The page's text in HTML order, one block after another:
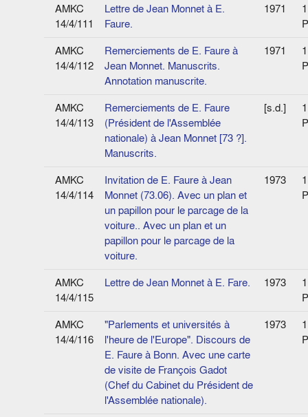
AMKC
14/4/111
Lettre de Jean Monnet à E.
Faure.
1971
1
AMKC
14/4/112
Remerciements de E. Faure à
Jean Monnet. Manuscrits.
Annotation manuscrite.
1971
1
AMKC
14/4/113
Remerciements de E. Faure
(Président de l'Assemblée
nationale) à Jean Monnet [73 ?].
Manuscrits.
[s.d.]
1
AMKC
14/4/114
Invitation de E. Faure à Jean
Monnet (73.06). Avec un plan et
un papillon pour le parcage de la
voiture.. Avec un plan et un
papillon pour le parcage de la
voiture.
1973
1
AMKC
14/4/115
Lettre de Jean Monnet à E. Fare. 1973
1
AMKC
14/4/116
"Parlements et universités à
l'heure de l'Europe". Discours de
E. Faure à Bonn. Avec une carte
de visite de François Gadot
(Chef du Cabinet du Président de
l'Assemblée nationale).
1973
1